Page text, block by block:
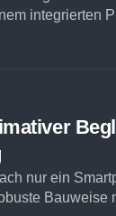
integrierten
nur ein
Bauweise